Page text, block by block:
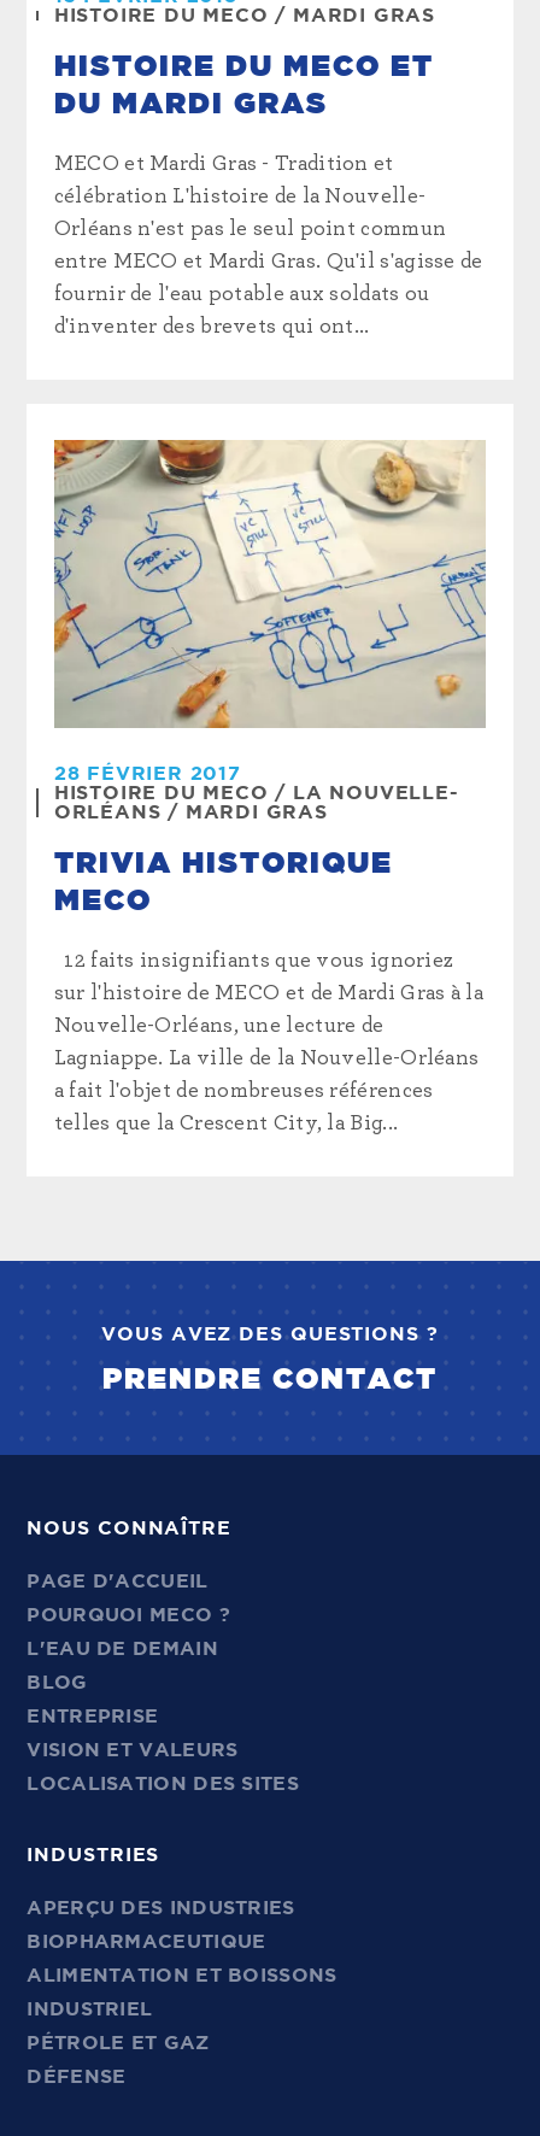
HISTOIRE DU MECO / MARDI GRAS
HISTOIRE DU MECO ET
DU MARDI GRAS
MECO et Mardi Gras - Tradition et
célébration L'histoire de la Nouvelle-
Orléans n'est pas le seul point commun
entre MECO et Mardi Gras. Qu'il s'agisse de
fournir de l'eau potable aux soldats ou
d'inventer des brevets qui ont...
28 FÉVRIER 2017
HISTOIRE DU MECO /
LA NOUVELLE-
ORLÉANS / MARDI GRAS
TRIVIA HISTORIQUE
MECO
12 faits insignifiants que vous ignoriez
sur l'histoire de MECO et de Mardi Gras à la
Nouvelle-Orléans, une lecture de
Lagniappe. La ville de la Nouvelle-Orléans
a fait l'objet de nombreuses références
telles que la Crescent City, la Big...
VOUS AVEZ DES QUESTIONS ?
PRENDRE CONTACT
NOUS CONNAÎTRE
PAGE D'ACCUEIL
POURQUOI MECO ?
L'EAU DE DEMAIN
BLOG
ENTREPRISE
VISION ET VALEURS
LOCALISATION DES SITES
INDUSTRIES
APERÇU DES INDUSTRIES
BIOPHARMACEUTIQUE
ALIMENTATION ET BOISSONS
INDUSTRIEL
PÉTROLE ET GAZ
DÉFENSE